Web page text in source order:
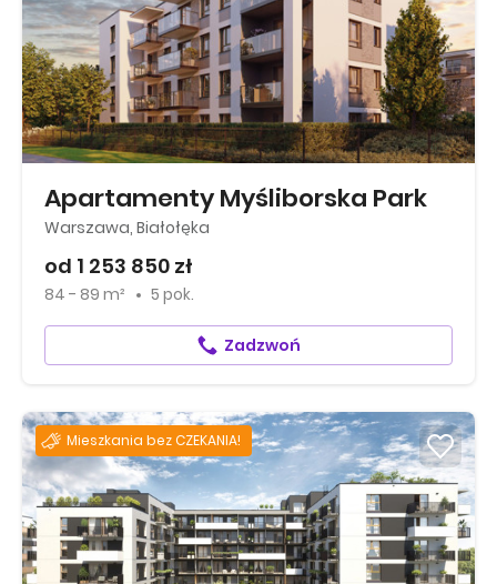
Apartamenty Myśliborska Park
Warszawa, Białołęka
od 1 253 850 zł
84 - 89 m² 5 pok.
Zadzwoń
Mieszkania bez CZEKANIA!